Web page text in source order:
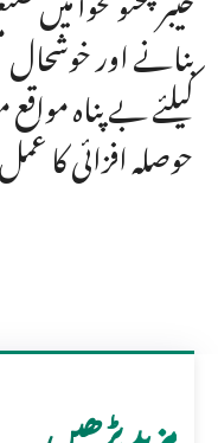
بنانے اور
کیلئے بے پناہ
حوصلہ افزائی کا
مزید پڑھیں